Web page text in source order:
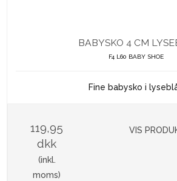
BABYSKO 4 CM
F4 L60 BABY SHOE
Fine babysko i
119,95
dkk
(inkl.
moms)
VIS